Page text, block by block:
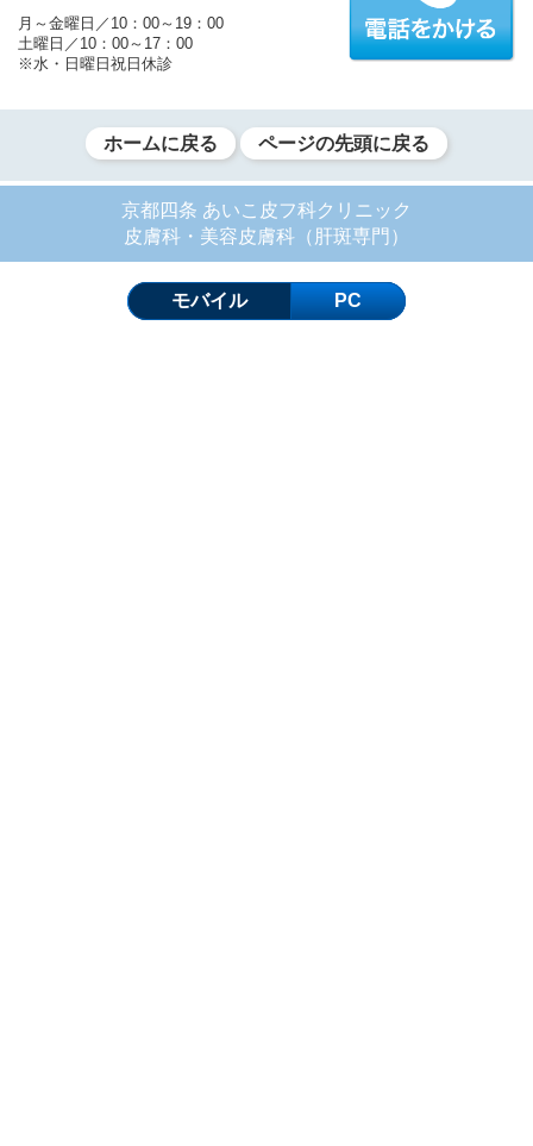
月～金曜日／10：00～19：00
土曜日／10：00～17：00
※水・日曜日祝日休診
ホームに戻る ページの先頭に戻る
京都四条 あいこ皮フ科クリニック
皮膚科・美容皮膚科（肝斑専門）
モバイル PC